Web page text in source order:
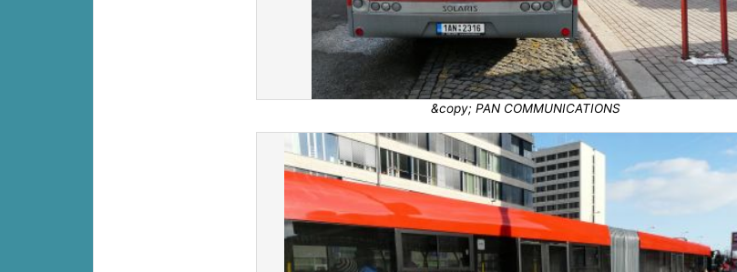
&copy; PAN COMMUNICATIONS